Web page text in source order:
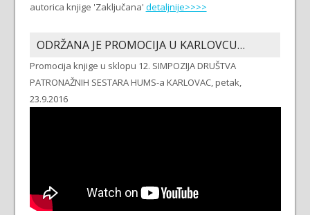
autorica knjige 'Zaključana' detaljnije>>>>
ODRŽANA JE PROMOCIJA U KARLOVCU…
Promocija knjige u sklopu 12. SIMPOZIJA DRUŠTVA
PATRONAŽNIH SESTARA HUMS-a KARLOVAC, petak,
23.9.2016